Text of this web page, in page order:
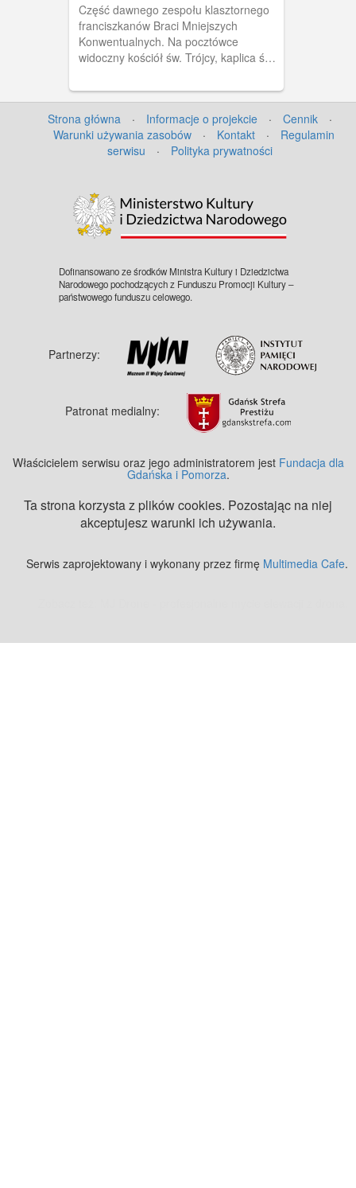
Część dawnego zespołu klasztornego
franciszkanów Braci Mniejszych
Konwentualnych. Na pocztówce
widoczny kościół św. Trójcy, kaplica św.
1929 r.
Strona główna
· Informacje o projekcie · Cennik
·
Warunki używania zasobów
· Kontakt ·
Regulamin
serwisu
· Polityka prywatności
Dofinansowano ze środków Ministra Kultury i Dziedzictwa
Narodowego pochodzących z Funduszu Promocji Kultury –
państwowego funduszu celowego.
Partnerzy:
Patronat medialny:
Właścicielem serwisu oraz jego administratorem jest Fundacja dla
Gdańska i Pomorza.
Ta strona korzysta z plików cookies. Pozostając na niej
akceptujesz warunki ich używania.
Serwis zaprojektowany i wykonany przez firmę Multimedia Cafe.